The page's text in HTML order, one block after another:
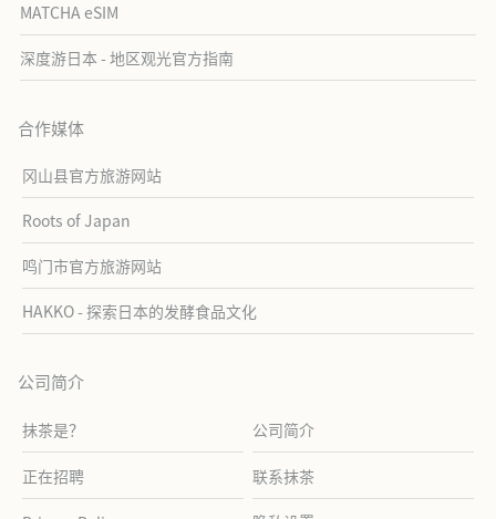
MATCHA eSIM
深度游日本 - 地区观光官方指南
合作媒体
冈山县官方旅游网站
Roots of Japan
鸣门市官方旅游网站
HAKKO - 探索日本的发酵食品文化
公司简介
抹茶是？ 公司简介
正在招聘 联系抹茶